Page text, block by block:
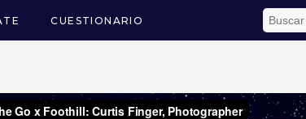
CUESTIONARIO